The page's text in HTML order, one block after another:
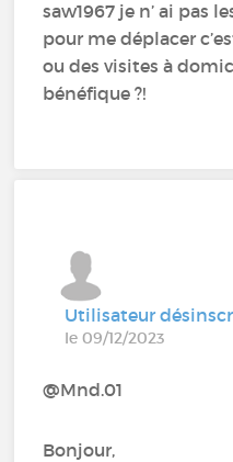
saw1967 je n’ ai pas
pour me déplacer
ou des visites à
bénéfique ?!
Utilisateur
le 09/12/2023
@Mnd.01
Bonjour,